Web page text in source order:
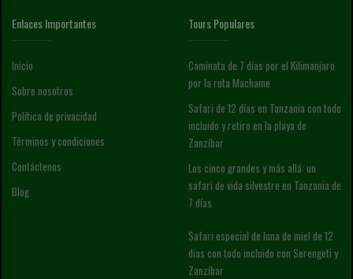
Enlaces Importantes
Inicio
Sobre nosotros
Política de privacidad
Términos y condiciones
Contáctenos
Blog
Tours Populares
Caminata de 7 días por el Kilimanjaro
por la ruta Machame
Safari de 12 días en Tanzania con todo
incluido y retiro en la playa de
Zanzíbar
Los cinco grandes y más allá: un
safari de vida silvestre en Tanzania de
7 días
Safari especial de luna de miel de 12
días con todo incluido con Serengeti y
Zanzíbar